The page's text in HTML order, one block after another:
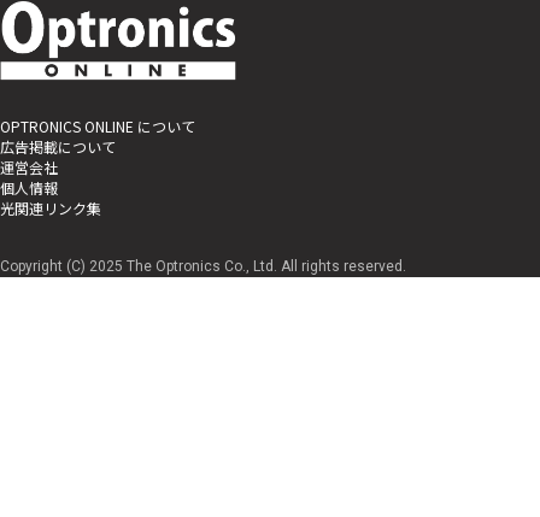
OPTRONICS ONLINE について
広告掲載について
運営会社
個人情報
光関連リンク集
Copyright (C) 2025 The Optronics Co., Ltd. All rights reserved.